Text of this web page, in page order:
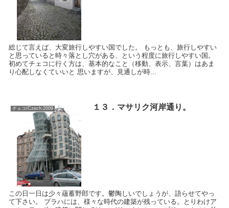
総じて言えば、大変旅行しやすい国でした。 もっとも、旅行しやすい
と思っていると時々落とし穴がある、という程度に旅行しやすい国。
初めてチェコに行く方は、基本的なこと（移動、表示、言葉）はあま
り心配しなくていいと 思いますが、見通しが時...
チェコ/Czech:2009 １３．マサリク河岸通り。
この日一日は少々蘊蓄野郎です。鬱陶しいでしょうが、語らせてやっ
て下さい。 プラハには、様々な時代の建築が残っている。とりわけア